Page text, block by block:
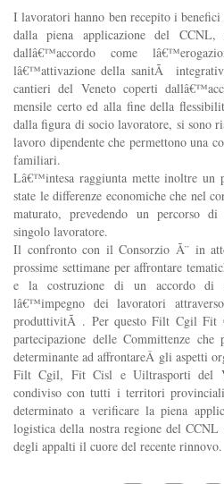
I lavoratori hanno ben recepito i
dalla piena applicazione del
dallâ€™accordo come
lâ€™attivazione della sanitÃ
cantieri del Veneto coperti
mensile certo ed alla fine della
dalla figura di socio lavoratore, si sono
lavoro dipendente che permettono una
familiari.
Lâ€™intesa raggiunta mette inoltre un
state le differenze economiche che nel
maturato, prevedendo un percorso
singolo lavoratore.
Il confronto con il Consorzio Ã¨ in
prossime settimane per affrontare
e la costruzione di un accordo di
lâ€™impegno dei lavoratori
produttivitÃ . Per questo Filt Cgil Fit
partecipazione delle Committenze
determinante ad affrontareÂ gli aspetti
Filt Cgil, Fit Cisl e Uiltrasporti del
condiviso con tutti i territori
determinato a verificare la piena
logistica della nostra regione del
degli appalti il cuore del recente rinnovo.